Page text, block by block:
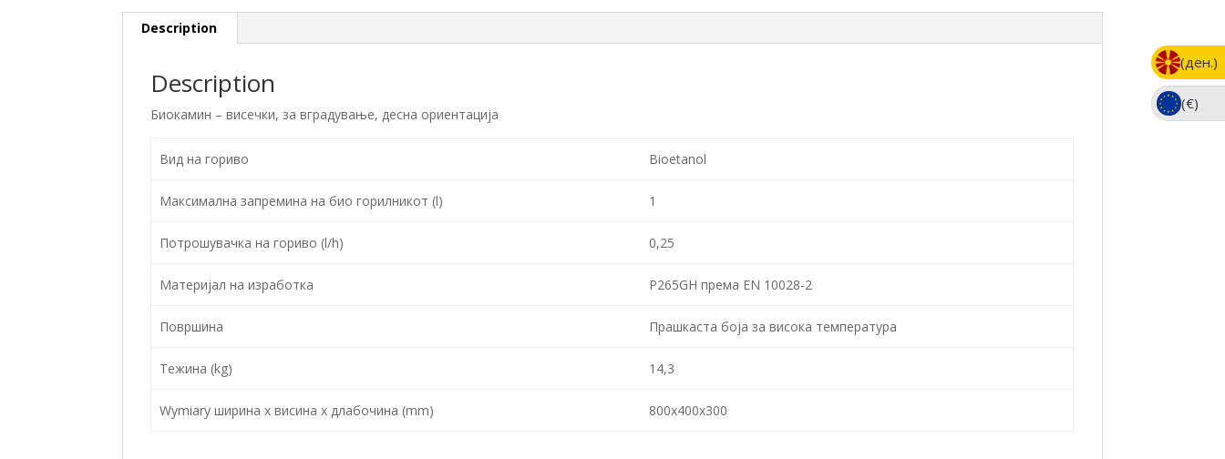
(ден.)
(€)
Description
Description
Биокамин – висечки, за вградување, десна ориентација
Вид на гориво Bioetanol
Максимална запремина на био горилникот (l) 1
Потрошувачка на гориво (l/h) 0,25
Материјал на изработка P265GH према EN 10028-2
Површина Прашкаста боја за висока температура
Тежина (kg) 14,3
Wymiary ширина x висина x длабочина (mm) 800x400x300